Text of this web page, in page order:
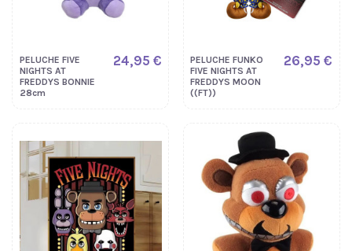
PELUCHE FIVE
NIGHTS AT
FREDDYS BONNIE
28cm
24,95 €
PELUCHE FUNKO
FIVE NIGHTS AT
FREDDYS MOON
((FT))
26,95 €